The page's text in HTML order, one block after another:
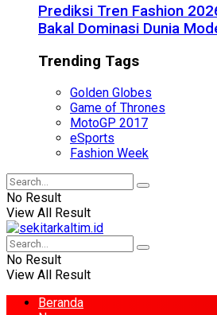
Prediksi Tren Fashion
Bakal Dominasi Dunia
Trending Tags
Golden Globes
Game of Thrones
MotoGP 2017
eSports
Fashion Week
No Result
View All Result
No Result
View All Result
Beranda